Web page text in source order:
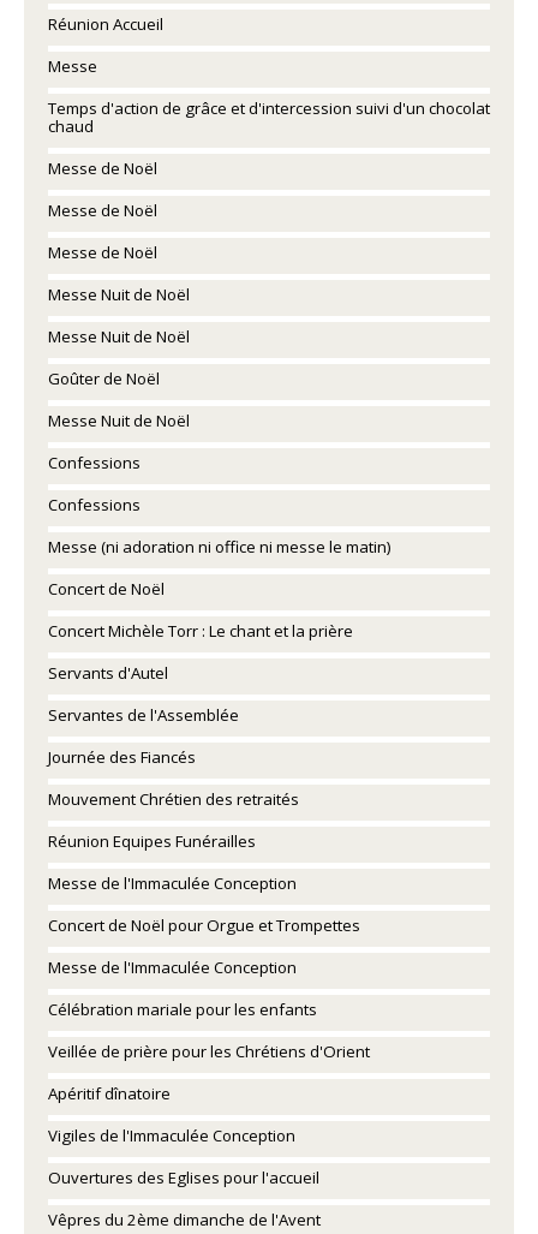
Réunion Accueil
Messe
Temps d'action de grâce et d'intercession suivi d'un chocolat
chaud
Messe de Noël
Messe de Noël
Messe de Noël
Messe Nuit de Noël
Messe Nuit de Noël
Goûter de Noël
Messe Nuit de Noël
Confessions
Confessions
Messe (ni adoration ni office ni messe le matin)
Concert de Noël
Concert Michèle Torr : Le chant et la prière
Servants d'Autel
Servantes de l'Assemblée
Journée des Fiancés
Mouvement Chrétien des retraités
Réunion Equipes Funérailles
Messe de l'Immaculée Conception
Concert de Noël pour Orgue et Trompettes
Messe de l'Immaculée Conception
Célébration mariale pour les enfants
Veillée de prière pour les Chrétiens d'Orient
Apéritif dînatoire
Vigiles de l'Immaculée Conception
Ouvertures des Eglises pour l'accueil
Vêpres du 2ème dimanche de l'Avent